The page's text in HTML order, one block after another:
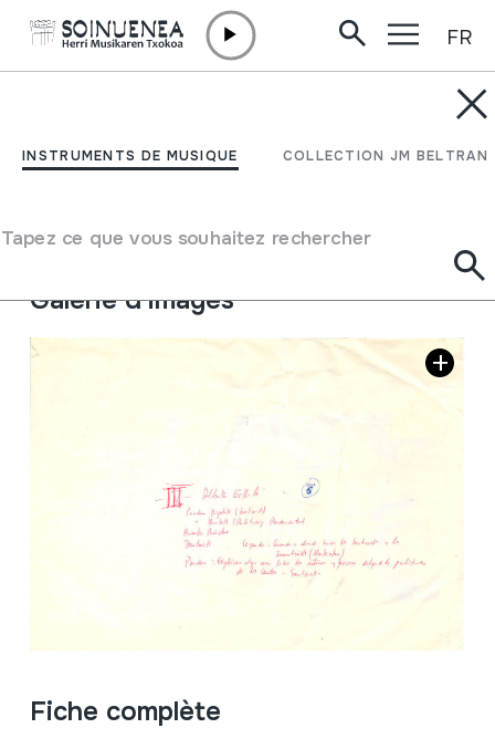
INSTRUMENTS DE MUSIQUE COLLECTION JM BELTRAN
Tapez ce que vous souhaitez rechercher
FR
III Alboka eskola?
Origine
EUROPE->EUSKAL HERRIA
Emplacement:
Galerie d'images
Fiche complète